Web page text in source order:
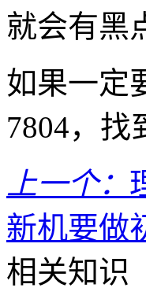
就会有黑
如果一定
7804，找
上一个：
新机要做
相关知识